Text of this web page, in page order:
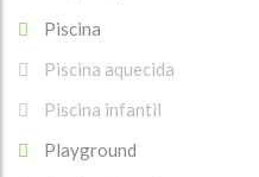
Piscina
Piscina aquecida
Piscina infantil
Playground